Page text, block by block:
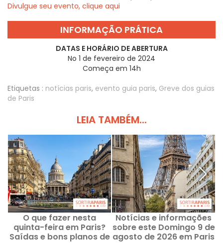
Divulgue seu evento, clique aqui
INFORMAÇÃO PRÁTICA
DATAS E HORÁRIO DE ABERTURA
No 1 de fevereiro de 2024
Começa em 14h
Etiquetas : notícias paris, evento guia paris, Greve dos guias
de Paris
LEIA TAMBÉM...
O que fazer nesta
quinta-feira em Paris?
Saídas e bons planos de
Notícias e informações
sobre este Domingo 9 de
agosto de 2026 em Paris